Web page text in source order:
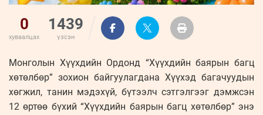
0
хуваалцах
1439
үзсэн
Монголын Хүүхдийн Ордонд “Хүүхдийн баярын багц
хөтөлбөр” зохион байгуулагдана Хүүхэд багачуудын
хөгжил, танин мэдэхүй, бүтээлч сэтгэлгээг дэмжсэн
12 өртөө бүхий “Хүүхдийн баярын багц хөтөлбөр” энэ